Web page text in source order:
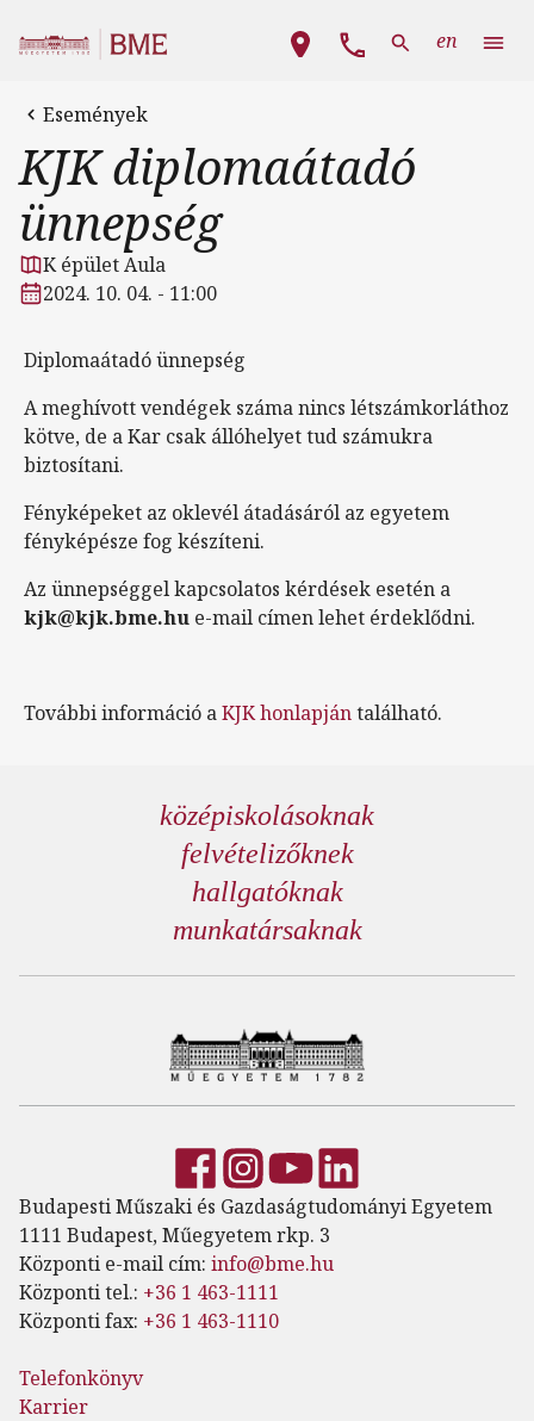
Fő navigáció
en
Események
KJK diplomaátadó
ünnepség
K épület Aula
2024. 10. 04. - 11:00
Diplomaátadó ünnepség
A meghívott vendégek száma nincs létszámkorláthoz
kötve, de a Kar csak állóhelyet tud számukra
biztosítani.
Fényképeket az oklevél átadásáról az egyetem
fényképésze fog készíteni.
Az ünnepséggel kapcsolatos kérdések esetén a
kjk@kjk.bme.hu e-mail címen lehet érdeklődni.
További információ aKJK honlapjántalálható.
középiskolásoknak
felvételizőknek
hallgatóknak
munkatársaknak
Budapesti Műszaki és Gazdaságtudományi Egyetem
1111 Budapest, Műegyetem rkp. 3
Központi e-mail cím: info@bme.hu
Központi tel.: +36 1 463-1111
Központi fax: +36 1 463-1110
Telefonkönyv
Karrier